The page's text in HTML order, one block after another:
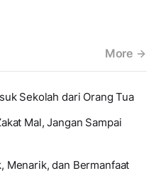
More
Sekolah dari Orang Tua
Mal, Jangan Sampai
Menarik, dan Bermanfaat